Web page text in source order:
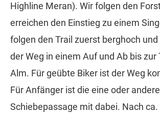
Highline Meran). Wir folgen den
erreichen den Einstieg zu einem
folgen den Trail zuerst berghoch
der Weg in einem Auf und Ab bis zur
Alm. Für geübte Biker ist der Weg
Für Anfänger ist die eine oder andere
Schiebepassage mit dabei. Nach ca.